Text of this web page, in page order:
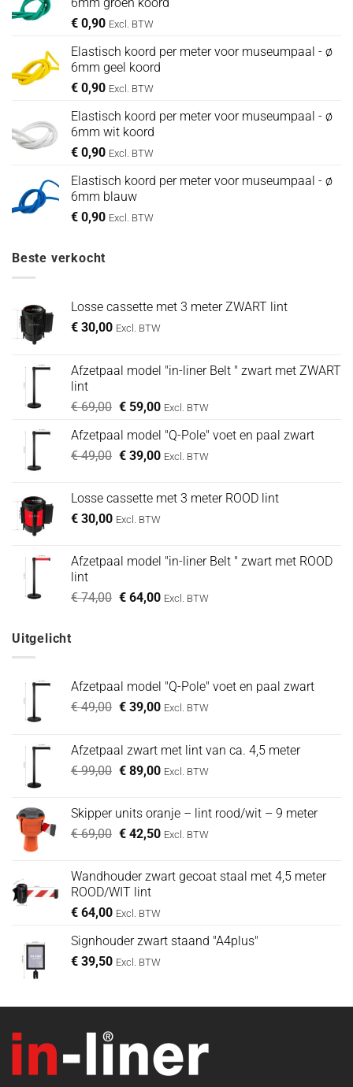
€ 0,90 Excl. BTW
Elastisch koord per meter voor museumpaal - ø
6mm geel koord
€ 0,90 Excl. BTW
Elastisch koord per meter voor museumpaal - ø
6mm wit koord
€ 0,90 Excl. BTW
Elastisch koord per meter voor museumpaal - ø
6mm blauw
€ 0,90 Excl. BTW
Beste verkocht
Losse cassette met 3 meter ZWART lint
€ 30,00 Excl. BTW
Afzetpaal model "in-liner Belt " zwart met ZWART
lint
€69,00 Oorspronkelijke
was:
€ 69,00.
€59,00Huidige
is:
€ 59,00.
Excl. BTW
Afzetpaal model "Q-Pole" voet en paal zwart
€49,00 Oorspronkelijke
€ 49,00.
€39,00Huidige
€ 39,00.
Excl. BTW
Losse cassette met 3 meter ROOD lint
€ 30,00 Excl. BTW
Afzetpaal model "in-liner Belt " zwart met ROOD
lint
€74,00 Oorspronkelijke
€64,00Huidige
Excl. BTW
Uitgelicht
Afzetpaal model "Q-Pole" voet en paal zwart
€49,00 Oorspronkelijke
€ 49,00.
€39,00Huidige
€ 39,00.
Excl. BTW
Afzetpaal zwart met lint van ca. 4,5 meter
€99,00 Oorspronkelijke
€ 99,00.
€89,00Huidige
€ 89,00.
Excl. BTW
Skipper units oranje – lint rood/wit – 9 meter
€69,00 Oorspronkelijke
€ 69,00.
€42,50Huidige
€ 42,50.
Excl. BTW
Wandhouder zwart gecoat staal met 4,5 meter
ROOD/WIT lint
€ 64,00 Excl. BTW
Signhouder zwart staand "A4plus"
€ 39,50 Excl. BTW